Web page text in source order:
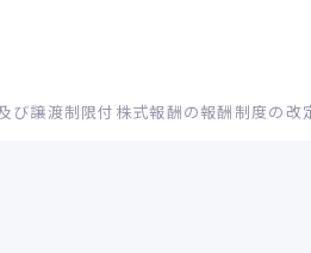
び譲渡制限付株式報酬の報酬制度の改